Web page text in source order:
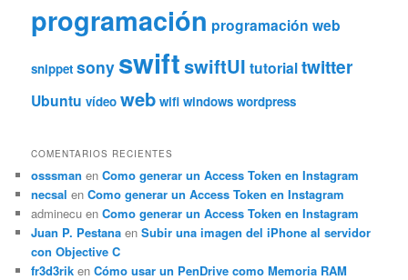
programación programación web
snippet sony swiftswiftUI tutorialtwitter
Ubuntu vídeo web wifi windows wordpress
COMENTARIOS RECIENTES
osssman enComo generar un Access Token en Instagram
necsal enComo generar un Access Token en Instagram
adminecu enComo generar un Access Token en Instagram
Juan P. Pestana enSubir una imagen del iPhone al servidor
con Objective C
fr3d3rik enCómo usar un PenDrive como Memoria RAM